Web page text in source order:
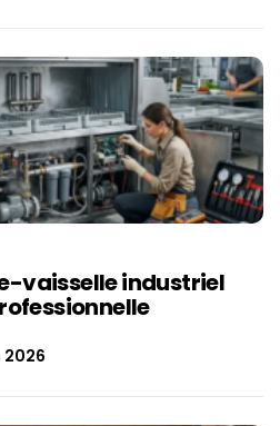
vaisselle industriel
2026